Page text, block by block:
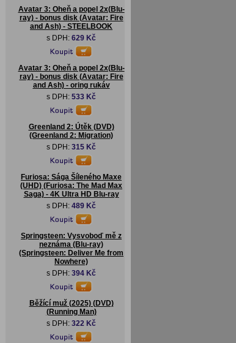
Avatar 3: Oheň a popel 2x(Blu-
ray) - bonus disk (Avatar: Fire
and Ash) - STEELBOOK
s DPH: 629 Kč
Avatar 3: Oheň a popel 2x(Blu-
ray) - bonus disk (Avatar: Fire
and Ash) - oring rukáv
s DPH: 533 Kč
Greenland 2: Útěk (DVD)
(Greenland 2: Migration)
s DPH: 315 Kč
Furiosa: Sága Šíleného Maxe
(UHD) (Furiosa: The Mad Max
Saga) - 4K Ultra HD Blu-ray
s DPH: 489 Kč
Springsteen: Vysvoboď mě z
neznáma (Blu-ray)
(Springsteen: Deliver Me from
Nowhere)
s DPH: 394 Kč
Běžící muž (2025) (DVD)
(Running Man)
s DPH: 322 Kč